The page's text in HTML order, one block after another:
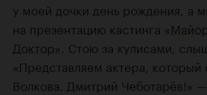
у моей дочки день рождения, а
на презентацию кастинга
Доктор» . Стою за кулисами,
«Представляем актера, который
Волкова. Дмитрий Чеботарёв!»